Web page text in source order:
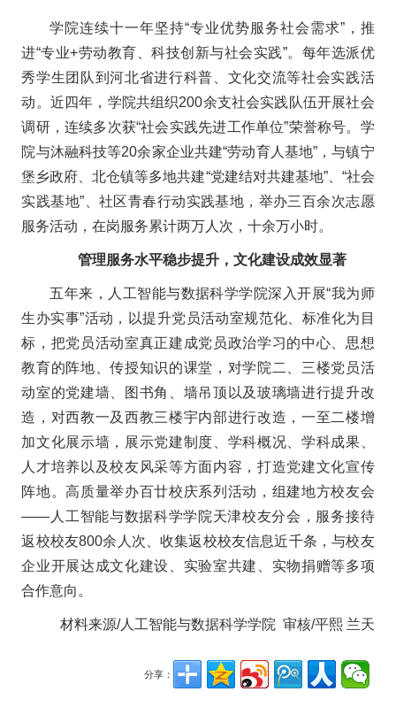
学院连续十一年坚持“专业优势服务社会需求”，推
进“专业+劳动教育、科技创新与社会实践”。每年选派优
秀学生团队到河北省进行科普、文化交流等社会实践活
动。近四年，学院共组织200余支社会实践队伍开展社会
调研，连续多次获“社会实践先进工作单位”荣誉称号。学
院与沐融科技等20余家企业共建“劳动育人基地”，与镇宁
堡乡政府、北仓镇等多地共建“党建结对共建基地”、“社会
实践基地”、社区青春行动实践基地，举办三百余次志愿
服务活动，在岗服务累计两万人次，十余万小时。
管理服务水平稳步提升，文化建设成效显著
五年来，人工智能与数据科学学院深入开展“我为师
生办实事”活动，以提升党员活动室规范化、标准化为目
标，把党员活动室真正建成党员政治学习的中心、思想
教育的阵地、传授知识的课堂，对学院二、三楼党员活
动室的党建墙、图书角、墙吊顶以及玻璃墙进行提升改
造，对西教一及西教三楼宇内部进行改造，一至二楼增
加文化展示墙，展示党建制度、学科概况、学科成果、
人才培养以及校友风采等方面内容，打造党建文化宣传
阵地。高质量举办百廿校庆系列活动，组建地方校友会
——人工智能与数据科学学院天津校友分会，服务接待
返校校友800余人次、收集返校校友信息近千条，与校友
企业开展达成文化建设、实验室共建、实物捐赠等多项
合作意向。
材料来源/人工智能与数据科学学院 审核/平熙 兰天
分享：